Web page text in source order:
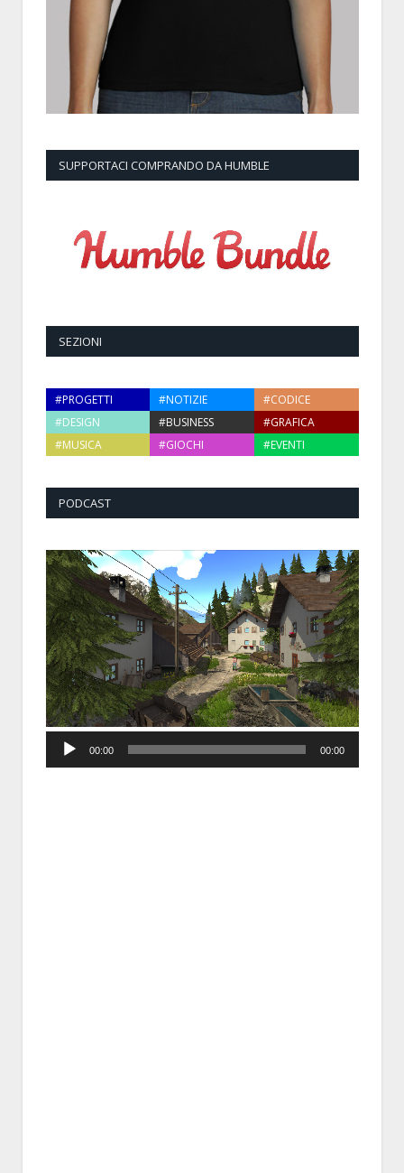
SUPPORTACI COMPRANDO DA HUMBLE
SEZIONI
#PROGETTI #NOTIZIE
#CODICE
#DESIGN
#BUSINESS
#GRAFICA
#MUSICA
#GIOCHI #EVENTI
PODCAST
Player
00:00 00:00